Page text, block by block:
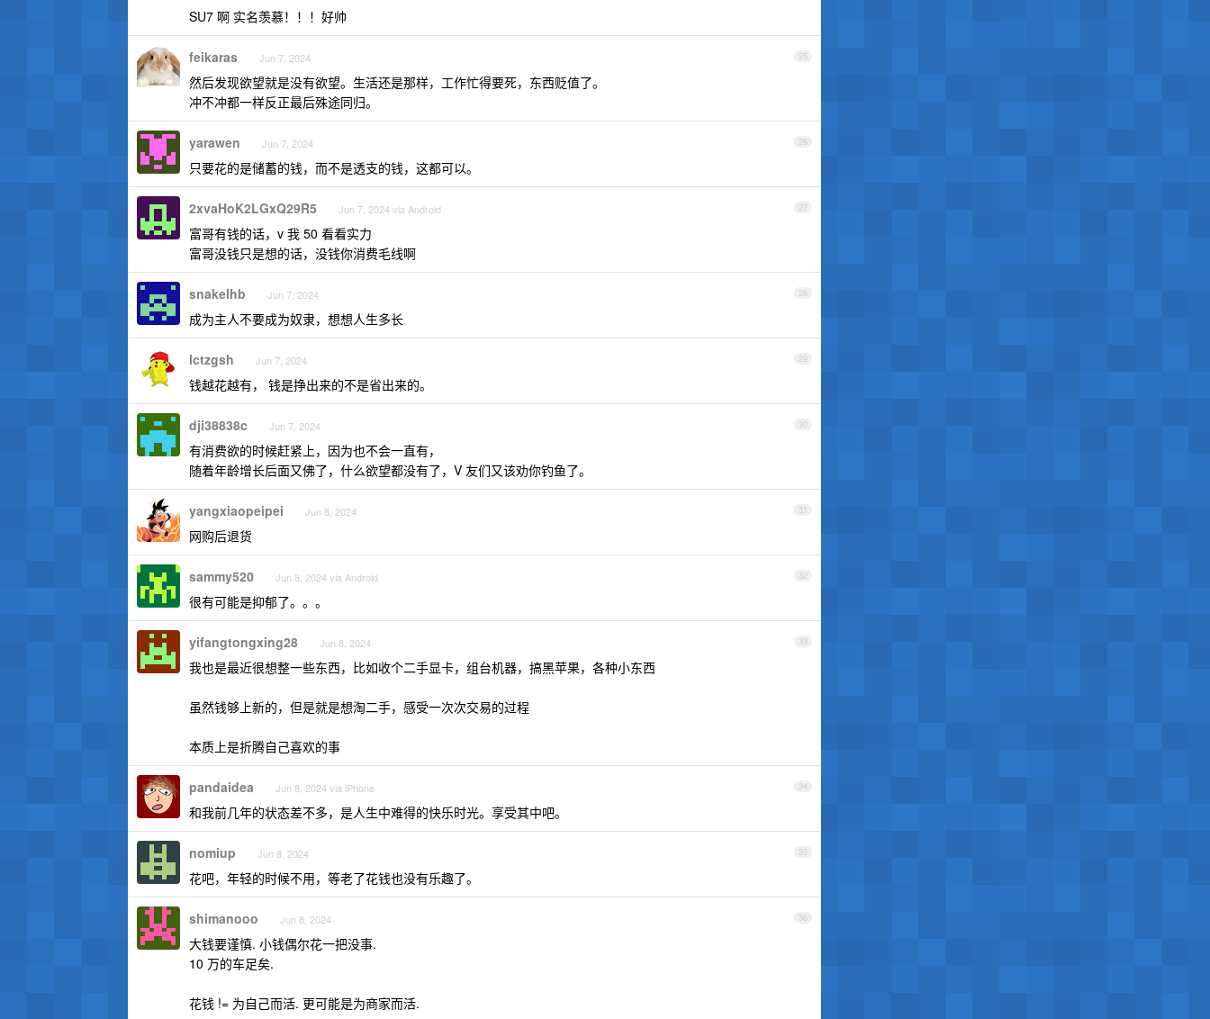
SU7 啊 实名羡慕！！！好帅
25
feikaras Jun 7, 2024
然后发现欲望就是没有欲望。生活还是那样，工作忙得要死，东西贬值了。
冲不冲都一样反正最后殊途同归。
26
yarawen Jun 7, 2024
只要花的是储蓄的钱，而不是透支的钱，这都可以。
27
2xvaHoK2LGxQ29R5 Jun 7, 2024 via Android
富哥有钱的话，v 我 50 看看实力
富哥没钱只是想的话，没钱你消费毛线啊
28
snakelhb Jun 7, 2024
成为主人不要成为奴隶，想想人生多长
29
lctzgsh Jun 7, 2024
钱越花越有， 钱是挣出来的不是省出来的。
30
dji38838c Jun 7, 2024
有消费欲的时候赶紧上，因为也不会一直有，
随着年龄增长后面又佛了，什么欲望都没有了，V 友们又该劝你钓鱼了。
31
yangxiaopeipei Jun 8, 2024
网购后退货
32
sammy520 Jun 8, 2024 via Android
很有可能是抑郁了。。。
33
yifangtongxing28 Jun 8, 2024
我也是最近很想整一些东西，比如收个二手显卡，组台机器，搞黑苹果，各种小东西
虽然钱够上新的，但是就是想淘二手，感受一次次交易的过程
本质上是折腾自己喜欢的事
34
pandaidea Jun 8, 2024 via iPhone
和我前几年的状态差不多，是人生中难得的快乐时光。享受其中吧。
35
nomiup Jun 8, 2024
花吧，年轻的时候不用，等老了花钱也没有乐趣了。
36
shimanooo Jun 8, 2024
大钱要谨慎. 小钱偶尔花一把没事.
10 万的车足矣.
花钱 != 为自己而活. 更可能是为商家而活.